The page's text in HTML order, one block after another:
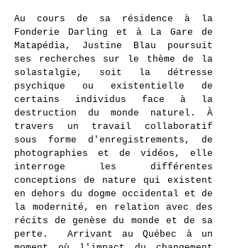
Au cours de sa résidence à la
Fonderie Darling et à La Gare de
Matapédia, Justine Blau poursuit
ses recherches sur le thème de la
solastalgie, soit la détresse
psychique ou existentielle de
certains individus face à la
destruction du monde naturel. À
travers un travail collaboratif
sous forme d'enregistrements, de
photographies et de vidéos, elle
interroge les différentes
conceptions de nature qui existent
en dehors du dogme occidental et de
la modernité, en relation avec des
récits de genèse du monde et de sa
perte. Arrivant au Québec à un